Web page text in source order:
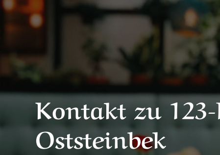
Kontakt zu
Oststeinbek